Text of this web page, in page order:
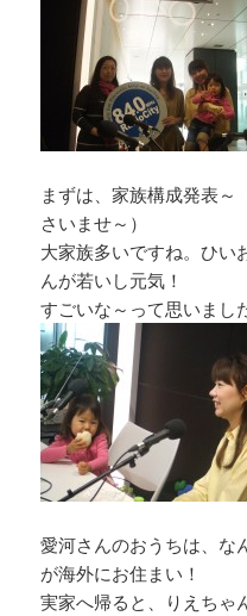
まずは、家族構成発表～
さいませ～）
大家族多いですね。ひい
んが若いし元気！
すごいな～って思いまし
愛河さんのおうちは、な
が海外にお住まい！
実家へ帰ると、りえちゃ